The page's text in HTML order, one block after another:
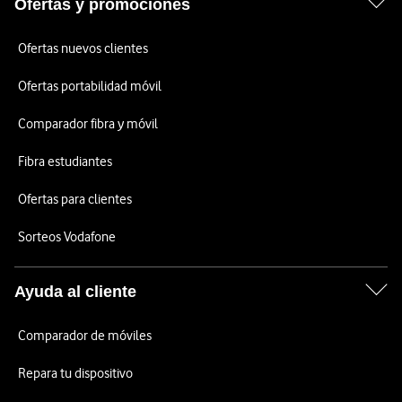
Ofertas y promociones
Ofertas nuevos clientes
Ofertas portabilidad móvil
Comparador fibra y móvil
Fibra estudiantes
Ofertas para clientes
Sorteos Vodafone
Ayuda al cliente
Comparador de móviles
Repara tu dispositivo